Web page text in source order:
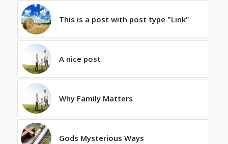
This is a post with post type "Link"
A nice post
Why Family Matters
Gods Mysterious Ways